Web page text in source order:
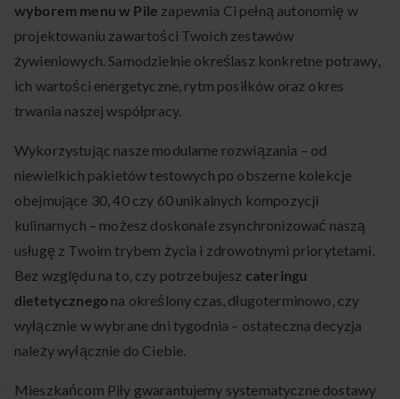
wyborem menu w Pile zapewnia Ci pełną autonomię w
projektowaniu zawartości Twoich zestawów
żywieniowych. Samodzielnie określasz konkretne potrawy,
ich wartości energetyczne, rytm posiłków oraz okres
trwania naszej współpracy.
Wykorzystując nasze modularne rozwiązania – od
niewielkich pakietów testowych po obszerne kolekcje
obejmujące 30, 40 czy 60 unikalnych kompozycji
kulinarnych – możesz doskonale zsynchronizować naszą
usługę z Twoim trybem życia i zdrowotnymi priorytetami.
Bez względu na to, czy potrzebujesz cateringu
dietetycznego na określony czas, długoterminowo, czy
wyłącznie w wybrane dni tygodnia – ostateczna decyzja
należy wyłącznie do Ciebie.
Mieszkańcom Piły gwarantujemy systematyczne dostawy